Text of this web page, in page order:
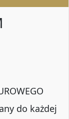
do każdej